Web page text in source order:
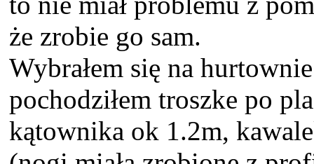
że zrobie go sam.
Wybrałem się na
pochodziłem troszke po
kątownika ok 1.2m,